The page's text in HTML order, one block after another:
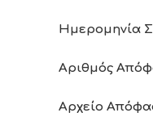
Ημερομηνία
Αριθμός
Αρχείο